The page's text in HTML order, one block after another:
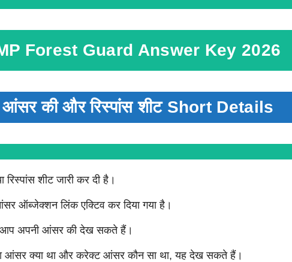
Forest Guard Answer Key 2026
आंसर की और रिस्पांस शीट Short Details
शीट जारी कर दी है।
ऑब्जेक्शन लिंक एक्टिव कर दिया गया है।
आप अपनी आंसर की देख सकते हैं।
आंसर क्या था और करेक्ट आंसर कौन सा था, यह देख सकते हैं।